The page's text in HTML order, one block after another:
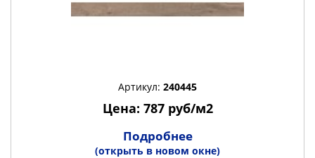
Артикул: 240445
Цена: 787 руб/м2
Подробнее
(открыть в новом окне)